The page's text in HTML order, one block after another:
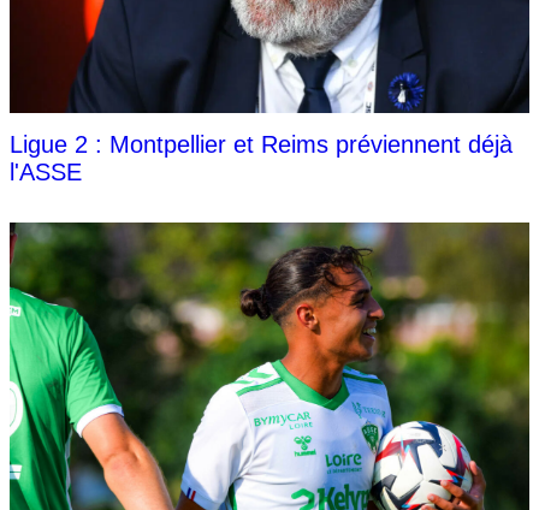
Ligue 2 : Montpellier et Reims préviennent déjà
l'ASSE